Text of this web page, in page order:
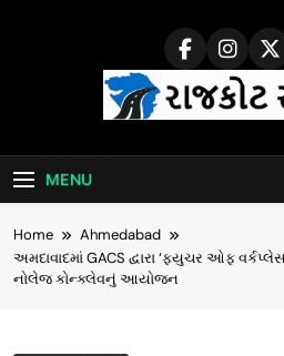
Rajkot
MENU
Home
Ahmedabad
અમદાવાદમાં GACS દ્વારા ‘ફ્યુચર ઓફ
નોલેજ કોન્ક્લેવનું આયોજન